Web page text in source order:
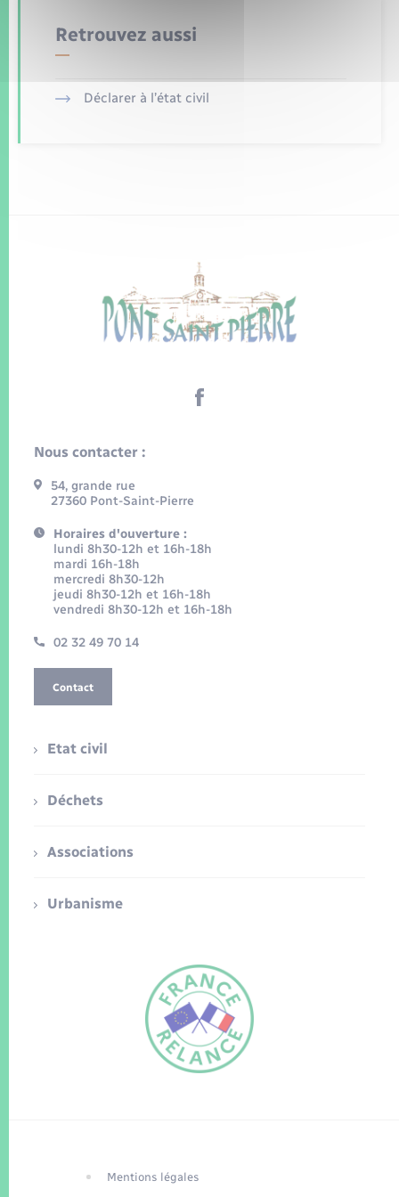
Retrouvez aussi
Déclarer à l’état civil
Nous contacter :
54, grande rue
27360 Pont-Saint-Pierre
Horaires d'ouverture :
lundi 8h30-12h et 16h-18h
mardi 16h-18h
mercredi 8h30-12h
jeudi 8h30-12h et 16h-18h
vendredi 8h30-12h et 16h-18h
02 32 49 70 14
Contact
Etat civil
Déchets
Associations
Urbanisme
Mentions légales